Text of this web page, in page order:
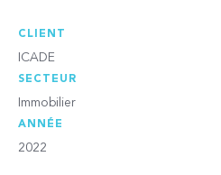
CLIENT
ICADE
SECTEUR
Immobilier
ANNÉE
2022